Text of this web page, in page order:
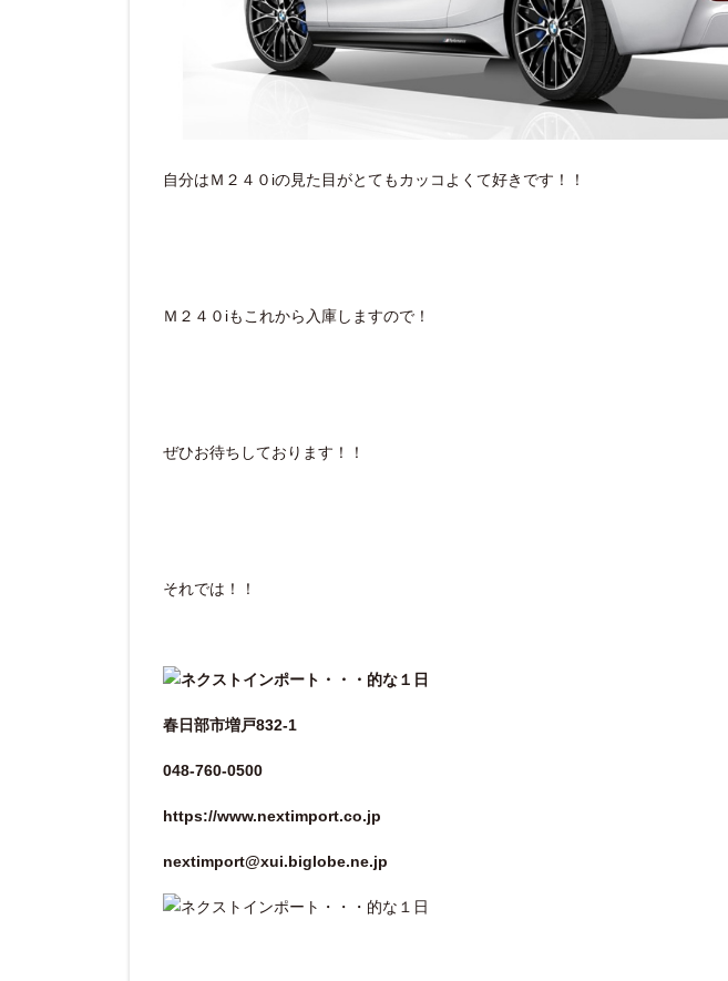
自分はＭ２４０iの見た目がとてもカッコよくて好きです！！
Ｍ２４０iもこれから入庫しますので！
ぜひお待ちしております！！
それでは！！
春日部市増戸832-1
048-760-0500
https://www.nextimport.co.jp
nextimport@xui.biglobe.ne.jp